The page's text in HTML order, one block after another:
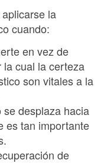
la
cuando:
en vez de
la cual la certeza
son vitales a la
desplaza hacia
es tan importante
de